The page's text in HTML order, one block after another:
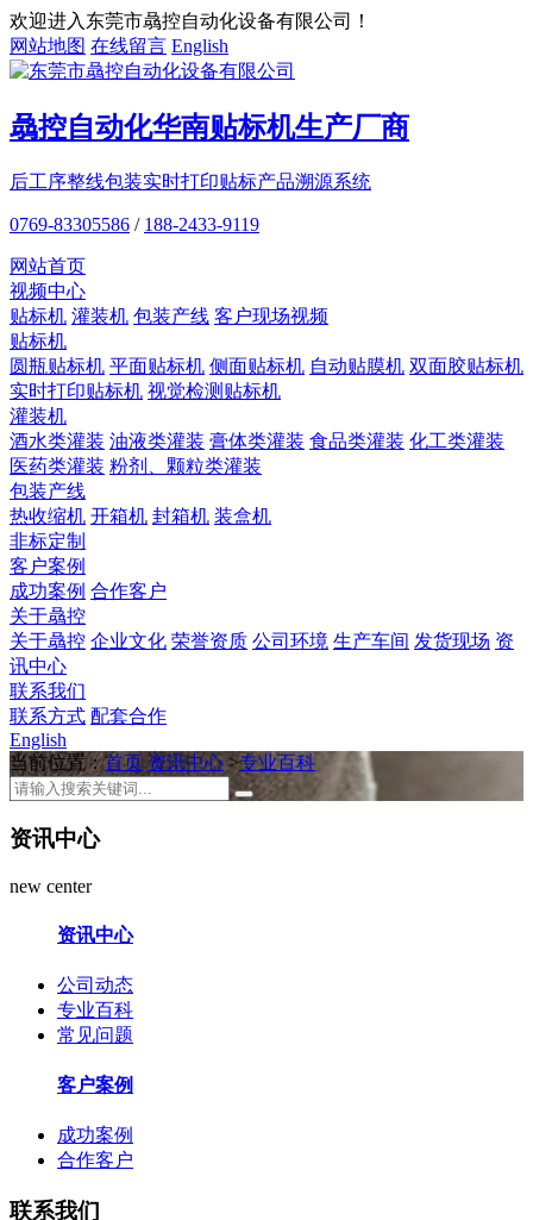
欢迎进入东莞市骉控自动化设备有限公司！
网站地图 在线留言 English
骉控自动化华南贴标机生产厂商
后工序整线包装实时打印贴标产品溯源系统
0769-83305586 / 188-2433-9119
网站首页
视频中心
贴标机 灌装机 包装产线 客户现场视频
贴标机
圆瓶贴标机 平面贴标机 侧面贴标机 自动贴膜机 双面胶贴标机
实时打印贴标机 视觉检测贴标机
灌装机
酒水类灌装 油液类灌装 膏体类灌装 食品类灌装 化工类灌装
医药类灌装 粉剂、颗粒类灌装
包装产线
热收缩机 开箱机 封箱机 装盒机
非标定制
客户案例
成功案例 合作客户
关于骉控
关于骉控 企业文化 荣誉资质 公司环境 生产车间 发货现场 资
讯中心
联系我们
联系方式 配套合作
English
当前位置：首页 资讯中心 >专业百科
资讯中心
new center
资讯中心
公司动态
专业百科
常见问题
客户案例
成功案例
合作客户
联系我们